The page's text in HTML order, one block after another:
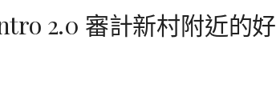
2.0 審計新村附近的好